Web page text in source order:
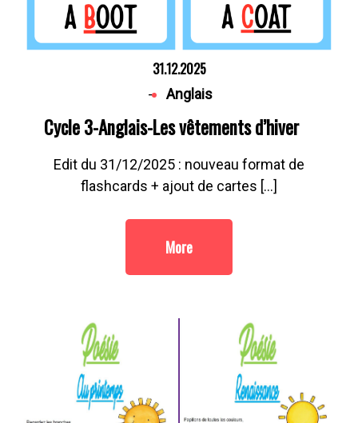
31.12.2025
- Anglais
Cycle 3-Anglais-Les vêtements d’hiver
Edit du 31/12/2025 : nouveau format de
flashcards + ajout de cartes […]
More